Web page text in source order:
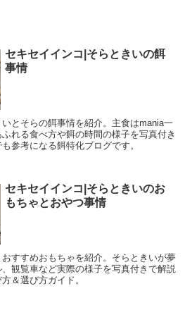
セキセイインコ|そらときいの餌
事情
とそらの餌事情を紹介。主食はmania一
れる食べ方や餌の時間の様子を写真付き
参考になる餌特化ブログです。
セキセイインコ|そらときいのお
もちゃとおやつ事情
すすめおもちゃを紹介。そらときいが夢
観覧車など実際の様子を写真付きで解説
＆選び方ガイド。